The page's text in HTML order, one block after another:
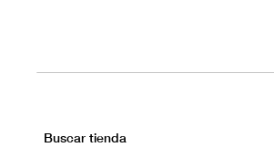
Buscar tienda